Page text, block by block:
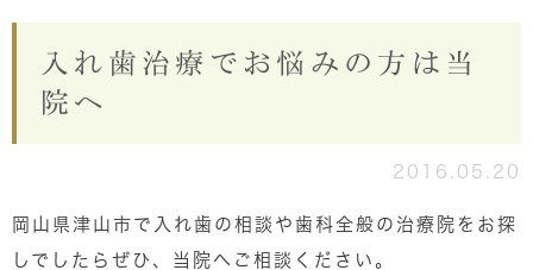
入れ歯治療でお悩みの方は当
院へ
2016.05.20
岡山県津山市で入れ歯の相談や歯科全般の治療院をお探
しでしたらぜひ、当院へご相談ください。